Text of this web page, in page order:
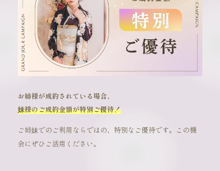
お姉様が成約されている場合、
妹様のご成約金額が特別ご優待！
ご姉妹でのご利用ならではの、特別なご優待です。この機
会にぜひご活用ください。